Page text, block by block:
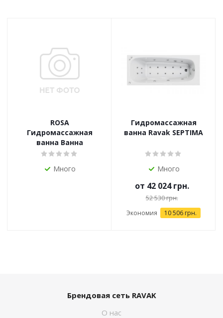
ROSA
Гидромассажная
ванна Ванна
Много
Гидромассажная
ванна Ravak SEPTIMA
Много
от 42 024 грн.
52 530 грн.
Экономия 10 506 грн.
Брендовая сеть RAVAK
О нас